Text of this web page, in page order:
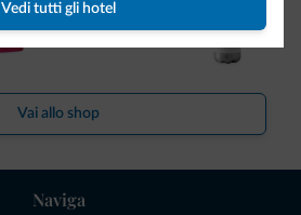
Vedi tutti gli hotel
Vai allo shop
Naviga